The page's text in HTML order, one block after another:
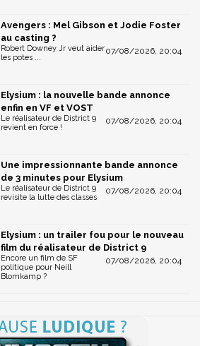
Avengers : Mel Gibson et Jodie Foster
au casting ?
07/08/2026, 20:04
Robert Downey Jr veut aider
les potes ...
Elysium : la nouvelle bande annonce
enfin en VF et VOST
07/08/2026, 20:04
Le réalisateur de District 9
revient en force !
Une impressionnante bande annonce
de 3 minutes pour Elysium
07/08/2026, 20:04
Le réalisateur de District 9
revisite la lutte des classes
Elysium : un trailer fou pour le nouveau
film du réalisateur de District 9
07/08/2026, 20:04
Encore un film de SF
politique pour Neill
Blomkamp ?